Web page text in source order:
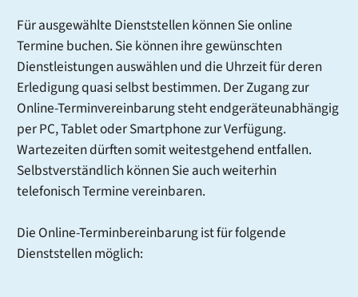
Für ausgewählte Dienststellen können Sie online
Termine buchen. Sie können ihre gewünschten
Dienstleistungen auswählen und die Uhrzeit für deren
Erledigung quasi selbst bestimmen. Der Zugang zur
Online-Terminvereinbarung steht endgeräteunabhängig
per PC, Tablet oder Smartphone zur Verfügung.
Wartezeiten dürften somit weitestgehend entfallen.
Selbstverständlich können Sie auch weiterhin
telefonisch Termine vereinbaren.
Die Online-Terminbereinbarung ist für folgende
Dienststellen möglich: